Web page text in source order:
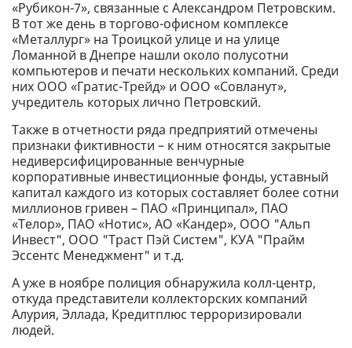
«Рубикон-7», связанные с Александром Петровским.
В тот же день в торгово-офисном комплексе
«Металлург» на Троицкой улице и на улице
Ломанной в Днепре нашли около полусотни
компьютеров и печати нескольких компаний. Среди
них ООО «Гратис-Трейд» и ООО «Совланут»,
учредитель которых лично Петровский.
Также в отчетности ряда предприятий отмечены
признаки фиктивности – к ним относятся закрытые
недиверсифицированные венчурные
корпоративные инвестиционные фонды, уставный
капитал каждого из которых составляет более сотни
миллионов гривен – ПАО «Принципал», ПАО
«Телор», ПАО «Нотис», АО «Кандер», ООО "Альп
Инвест", ООО "Траст Пэй Систем", КУА "Прайм
Эссентс Менеджмент" и т.д.
А уже в ноябре полиция обнаружила колл-центр,
откуда представители коллекторских компаний
Алурия, Эллада, Кредитплюс терроризировали
людей.